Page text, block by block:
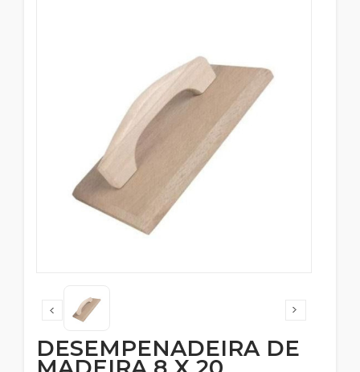
DESEMPENADEIRA DE